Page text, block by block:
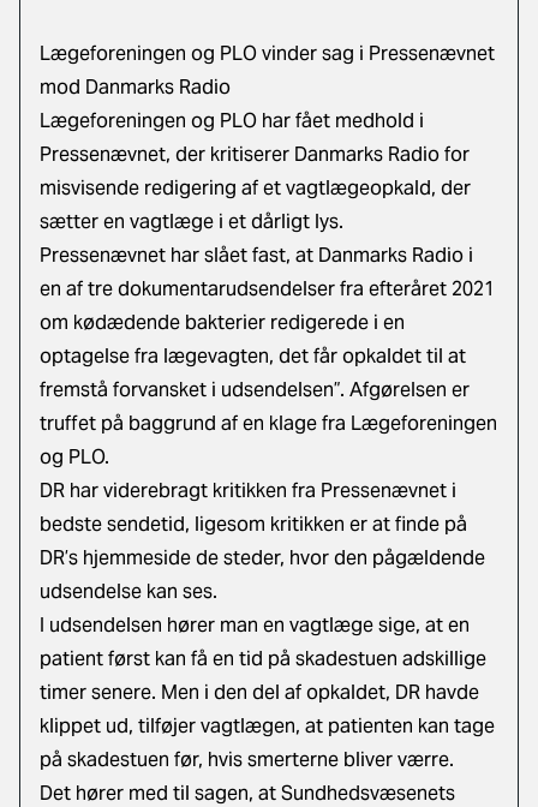
Lægeforeningen og PLO vinder sag i Pressenævnet
mod Danmarks Radio
Lægeforeningen og PLO har fået medhold i
Pressenævnet, der kritiserer Danmarks Radio for
misvisende redigering af et vagtlægeopkald, der
sætter en vagtlæge i et dårligt lys.
Pressenævnet har slået fast, at Danmarks Radio i
en af tre dokumentarudsendelser fra efteråret 2021
om kødædende bakterier redigerede i en
optagelse fra lægevagten, det får opkaldet til at
fremstå forvansket i udsendelsen”. Afgørelsen er
truffet på baggrund af en klage fra Lægeforeningen
og PLO.
DR har viderebragt kritikken fra Pressenævnet i
bedste sendetid, ligesom kritikken er at finde på
DR’s hjemmeside de steder, hvor den pågældende
udsendelse kan ses.
I udsendelsen hører man en vagtlæge sige, at en
patient først kan få en tid på skadestuen adskillige
timer senere. Men i den del af opkaldet, DR havde
klippet ud, tilføjer vagtlægen, at patienten kan tage
på skadestuen før, hvis smerterne bliver værre.
Det hører med til sagen, at Sundhedsvæsenets